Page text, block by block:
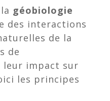
géobiologie
des interactions
de la
de
leur impact sur
les principes